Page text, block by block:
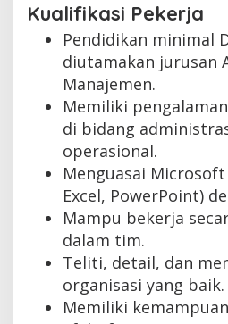
Kualifikasi Pekerja
Pendidikan minimal
diutamakan jurusan
Manajemen.
Memiliki
di bidang
operasional.
Menguasai
Excel, PowerPoint)
Mampu bekerja
dalam tim.
Teliti, detail, dan
organisasi yang baik.
Memiliki